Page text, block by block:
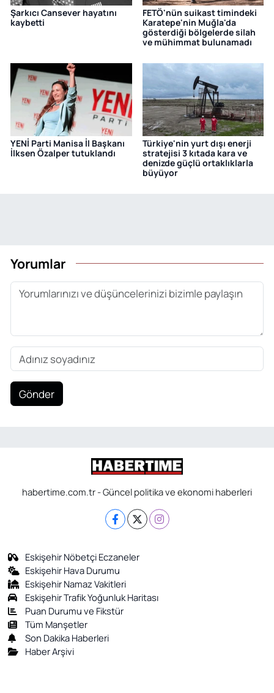
Şarkıcı Cansever hayatını
kaybetti
FETÖ'nün suikast timindeki
Karatepe'nin Muğla'da
gösterdiği bölgelerde silah
ve mühimmat bulunamadı
YENİ Parti Manisa İl Başkanı
İlksen Özalper tutuklandı
Türkiye'nin yurt dışı enerji
stratejisi 3 kıtada kara ve
denizde güçlü ortaklıklarla
büyüyor
Yorumlar
Gönder
habertime.com.tr - Güncel politika ve ekonomi haberleri
Eskişehir Nöbetçi Eczaneler
Eskişehir Hava Durumu
Eskişehir Namaz Vakitleri
Eskişehir Trafik Yoğunluk Haritası
Puan Durumu ve Fikstür
Tüm Manşetler
Son Dakika Haberleri
Haber Arşivi